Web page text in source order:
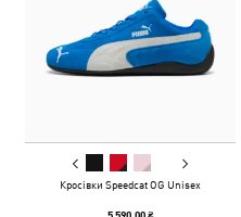
Кросівки Speedcat OG Unisex